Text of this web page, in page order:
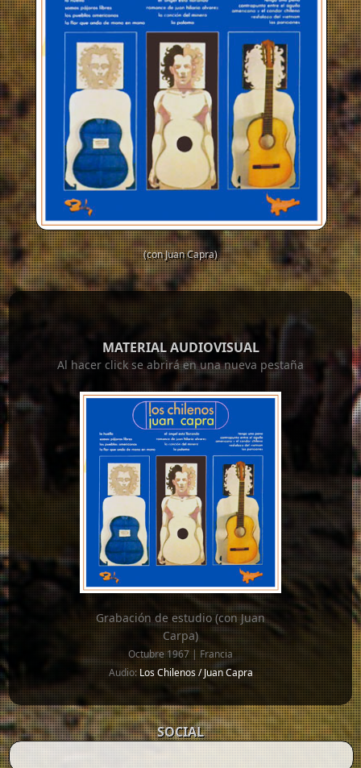
(con Juan Capra)
MATERIAL AUDIOVISUAL
Al hacer click se abrirá en una nueva pestaña
Grabación de estudio (con Juan
Carpa)
Octubre 1967 | Francia
Audio:Los Chilenos / Juan Capra
SOCIAL